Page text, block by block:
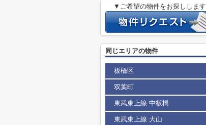
▼ご希望の物件をお探しします
同じエリアの物件
板橋区
双葉町
東武東上線 中板橋
東武東上線 大山